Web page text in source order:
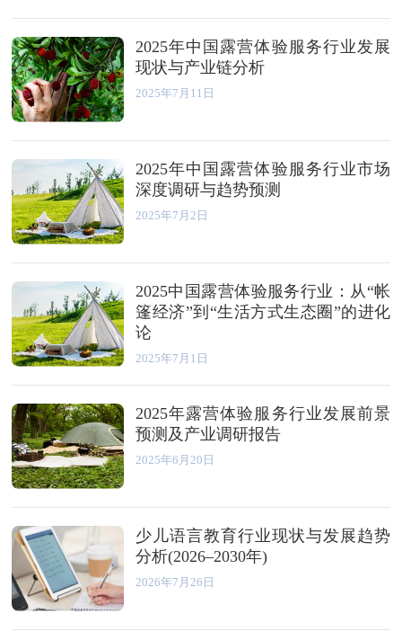
2025年中国露营体验服务行业发展
现状与产业链分析
2025年7月11日
2025年中国露营体验服务行业市场
深度调研与趋势预测
2025年7月2日
2025中国露营体验服务行业：从“帐
篷经济”到“生活方式生态圈”的进化
论
2025年7月1日
2025年露营体验服务行业发展前景
预测及产业调研报告
2025年6月20日
少儿语言教育行业现状与发展趋势
分析(2026–2030年)
2026年7月26日